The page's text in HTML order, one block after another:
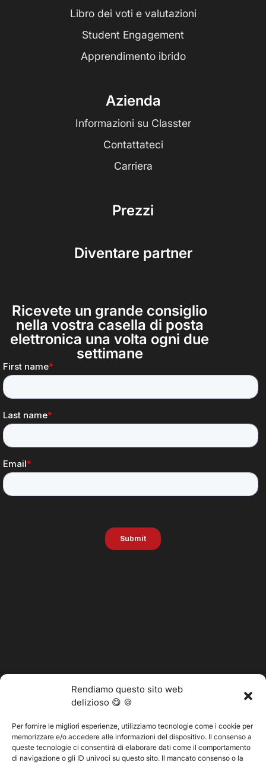
Rendiamo questo sito web
delizioso 😋 🍪
Per fornire le migliori esperienze, utilizziamo tecnologie come i cookie per
memorizzare e/o accedere alle informazioni del dispositivo. Il consenso a
queste tecnologie ci consentirà di elaborare dati come il comportamento
di navigazione o gli ID univoci su questo sito. Il mancato consenso o la
Libro dei voti e valutazioni
Student Engagement
Apprendimento ibrido
Azienda
Informazioni su Classter
Contattateci
Carriera
Prezzi
Diventare partner
Ricevete un grande consiglio
nella vostra casella di posta
elettronica una volta ogni due
settimane
@2025 Vertitech. Tutti i diritti riservati.